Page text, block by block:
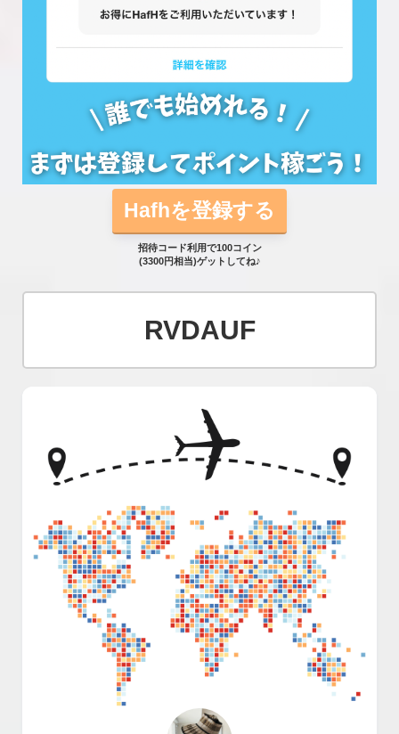
Hafhを登録する
招待コード利用で100コイン
(3300円相当)ゲットしてね♪
RVDAUF